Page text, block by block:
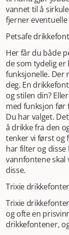
eller spise. Sett
oversikt men ikke
plasserer den i et
hunden nøle med
vi også at du ikke
du og andre går
støv og rusk i
dette er det ikke
roligere sted.
da det blir mye
drikkefontener til
nytt filter jevnlig.
ta en sjekk av
for den aktuelle
gjør stor forskjell
stående med
dårligere enn
å fungere
med børster
fontene.
mye glede for
passer på
vannet til å
fjerner
Petsafe
Her får du både
de som tydelig
funksjonelle. Der
deg. En
og stilen din?
med funksjon før
Du har valget.
å drikke fra den
tenker vi først og
har filter og disse
vannfontene skal
disse.
Trixie
Trixie
og ofte en
drikkefontener,